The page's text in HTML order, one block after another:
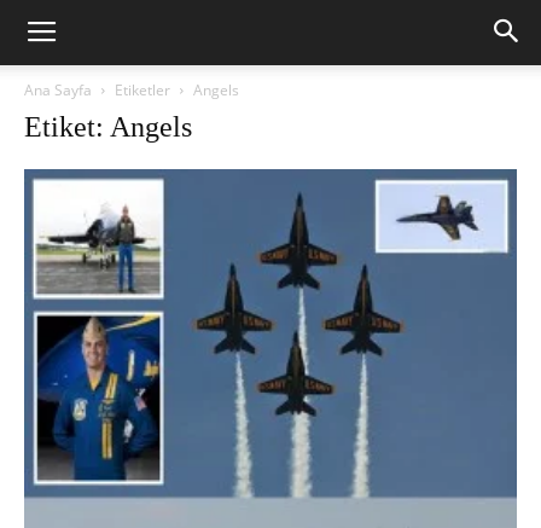
Ana Sayfa Etiketler Angels
Etiket: Angels